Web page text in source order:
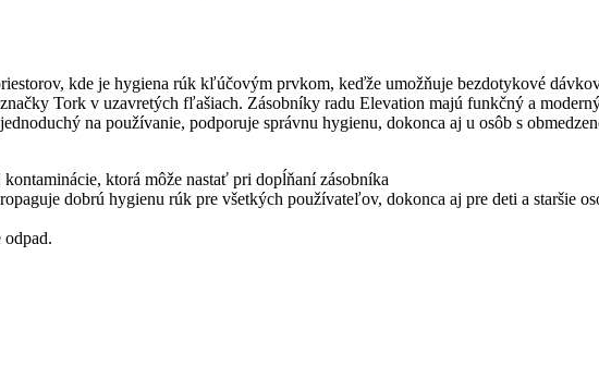
kde je hygiena rúk kľúčovým prvkom, keďže umožňuje bezdotykové
Tork v uzavretých fľašiach. Zásobníky radu Elevation majú funkčný a
na používanie, podporuje správnu hygienu, dokonca aj u osôb s
ktorá môže nastať pri dopĺňaní zásobníka
dobrú hygienu rúk pre všetkých používateľov, dokonca aj pre deti a staršie
odpad.